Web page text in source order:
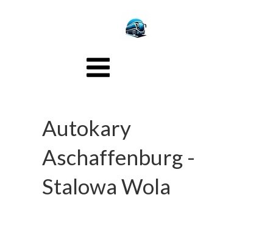
Autokary
Aschaffenburg -
Stalowa Wola